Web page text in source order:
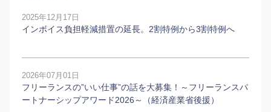
2025年12月17日
インボイス負担軽減措置の延長。2割特例から3割特例へ
2026年07月01日
フリーランスの”いい仕事”の話を大募集！～フリーランスパ
ートナーシップアワード2026～（経済産業省後援）